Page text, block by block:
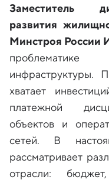
Заместитель
развития
Минстроя России
проблематике
инфраструктуры.
хватает
платежной
объектов и
сетей. В
рассматривает
отрасли: